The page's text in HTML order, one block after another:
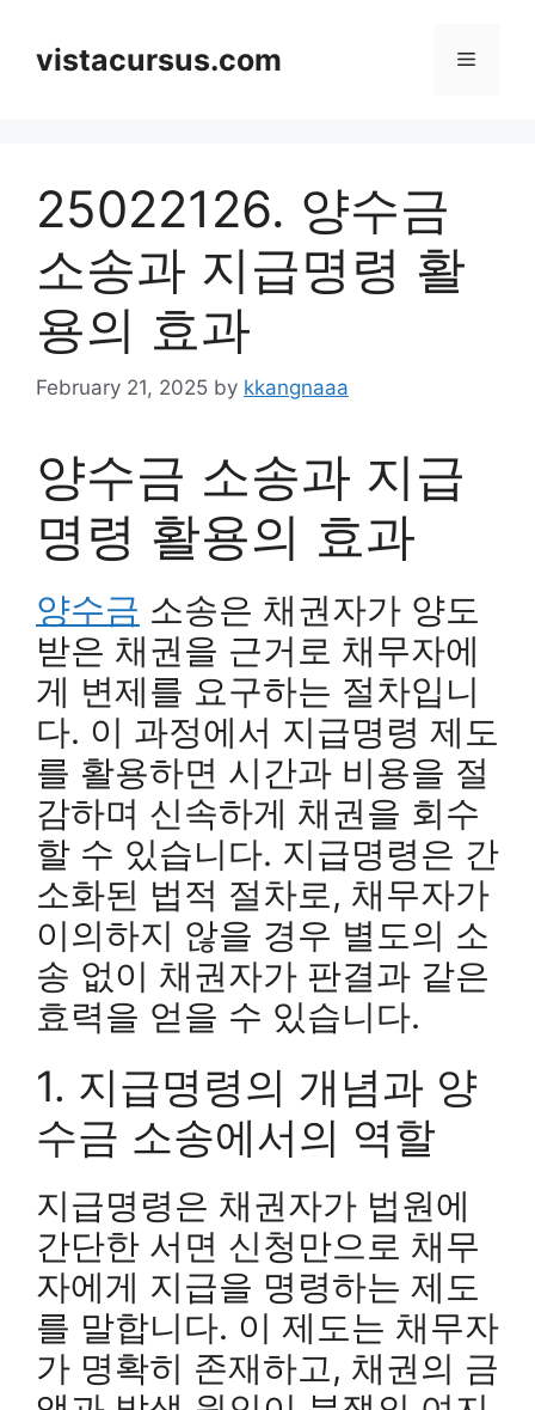
contentvistacursus.com Menu
25022126. 양수금
소송과 지급명령 활
용의 효과
February 21, 2025 by kkangnaaa
양수금 소송과 지급
명령 활용의 효과
양수금 소송은 채권자가 양도
받은 채권을 근거로 채무자에
게 변제를 요구하는 절차입니
다. 이 과정에서 지급명령 제도
를 활용하면 시간과 비용을 절
감하며 신속하게 채권을 회수
할 수 있습니다. 지급명령은 간
소화된 법적 절차로, 채무자가
이의하지 않을 경우 별도의 소
송 없이 채권자가 판결과 같은
효력을 얻을 수 있습니다.
1. 지급명령의 개념과 양
수금 소송에서의 역할
지급명령은 채권자가 법원에
간단한 서면 신청만으로 채무
자에게 지급을 명령하는 제도
를 말합니다. 이 제도는 채무자
가 명확히 존재하고, 채권의 금